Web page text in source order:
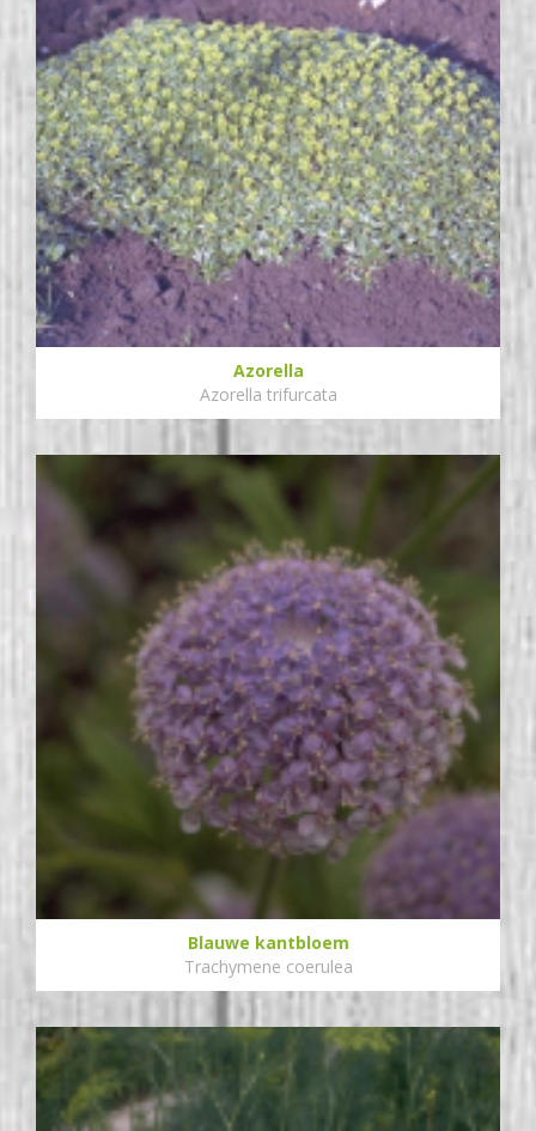
Azorella
Azorella trifurcata
Blauwe kantbloem
Trachymene coerulea